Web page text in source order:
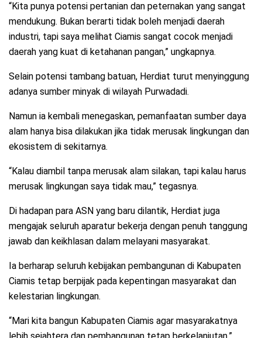
“Kita punya potensi pertanian dan peternakan yang sangat
mendukung. Bukan berarti tidak boleh menjadi daerah
industri, tapi saya melihat Ciamis sangat cocok menjadi
daerah yang kuat di ketahanan pangan,” ungkapnya.
Selain potensi tambang batuan, Herdiat turut menyinggung
adanya sumber minyak di wilayah Purwadadi.
Namun ia kembali menegaskan, pemanfaatan sumber daya
alam hanya bisa dilakukan jika tidak merusak lingkungan dan
ekosistem di sekitarnya.
“Kalau diambil tanpa merusak alam silakan, tapi kalau harus
merusak lingkungan saya tidak mau,” tegasnya.
Di hadapan para ASN yang baru dilantik, Herdiat juga
mengajak seluruh aparatur bekerja dengan penuh tanggung
jawab dan keikhlasan dalam melayani masyarakat.
Ia berharap seluruh kebijakan pembangunan di Kabupaten
Ciamis tetap berpijak pada kepentingan masyarakat dan
kelestarian lingkungan.
“Mari kita bangun Kabupaten Ciamis agar masyarakatnya